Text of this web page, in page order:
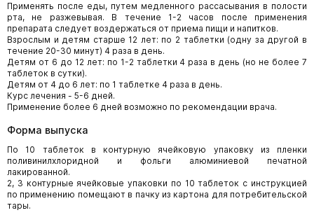
Применять после еды, путем медленного рассасывания в полости
рта, не разжевывая. В течение 1-2 часов после применения
препарата следует воздержаться от приема пищи и напитков.
Взрослым и детям старше 12 лет: по 2 таблетки (одну за другой в
течение 20-30 минут) 4 раза в день.
Детям от 6 до 12 лет: по 1-2 таблетки 4 раза в день (но не более 7
таблеток в сутки).
Детям от 4 до 6 лет: по 1 таблетке 4 раза в день.
Курс лечения - 5-6 дней.
Применение более 6 дней возможно по рекомендации врача.
Форма выпуска
По 10 таблеток в контурную ячейковую упаковку из пленки
поливинилхлоридной и фольги алюминиевой печатной
лакированной.
2, 3 контурные ячейковые упаковки по 10 таблеток с инструкцией
по применению помещают в пачку из картона для потребительской
тары.